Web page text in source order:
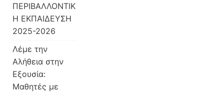
ΠΕΡΙΒΑΛΛΟΝΤΙΚ
Η ΕΚΠΑΙΔΕΥΣΗ
2025-2026
Λέμε την
Αλήθεια στην
Εξουσία:
Μαθητές με